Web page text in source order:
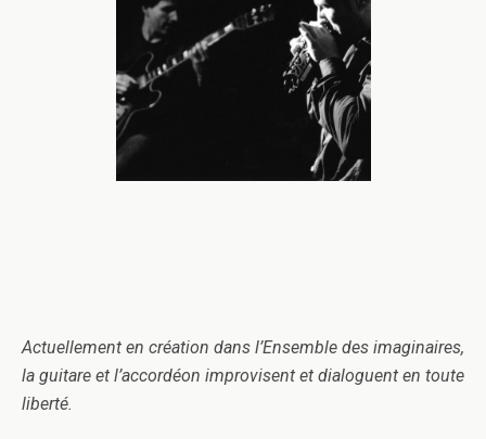
Actuellement en création dans l’Ensemble des imaginaires,
la guitare et l’accordéon improvisent et dialoguent en toute
liberté.